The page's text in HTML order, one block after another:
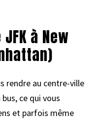
à New
rendre au centre-ville
ce qui vous
et parfois même